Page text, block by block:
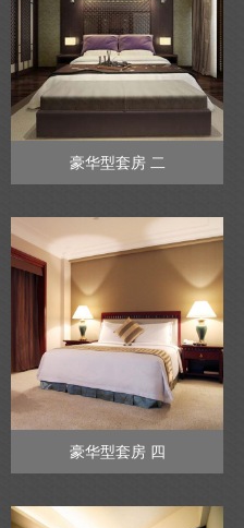
豪华型套房 二
豪华型套房 四